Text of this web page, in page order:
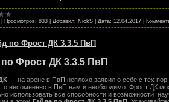
Просмотров: 833 Добавил: NickS Дата: 12.04.2017
по Фрост ДК 3.3.5 ПвП
по Фрост ДК 3.3.5 ПвП
— на арене в ПвП неплохо заявил о себе с тех пор
несомненно в ПвП нам и необходимо. Фрост ДК
использовать все способности и возможности,